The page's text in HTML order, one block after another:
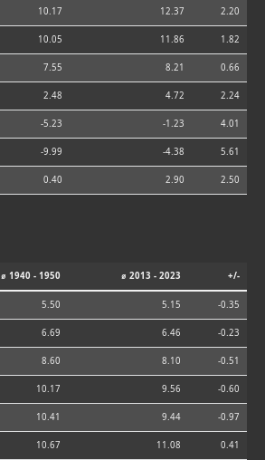
10.17 12.37 2.20
10.05 11.86 1.82
7.55 8.21 0.66
2.48 4.72 2.24
-5.23 -1.23 4.01
-9.99 -4.38 5.61
0.40 2.90 2.50
⌀ 1940 - 1950 ⌀ 2013 - 2023 +/-
5.50 5.15 -0.35
6.69 6.46 -0.23
8.60 8.10 -0.51
10.17 9.56 -0.60
10.41 9.44 -0.97
10.67 11.08 0.41